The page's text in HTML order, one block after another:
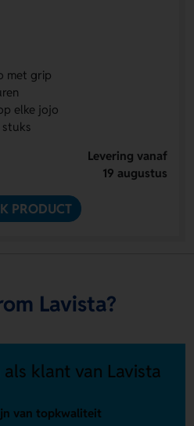
met grip
elke jojo
Levering vanaf
19 augustus
PRODUCT
Lavista?
klant van Lavista
van topkwaliteit